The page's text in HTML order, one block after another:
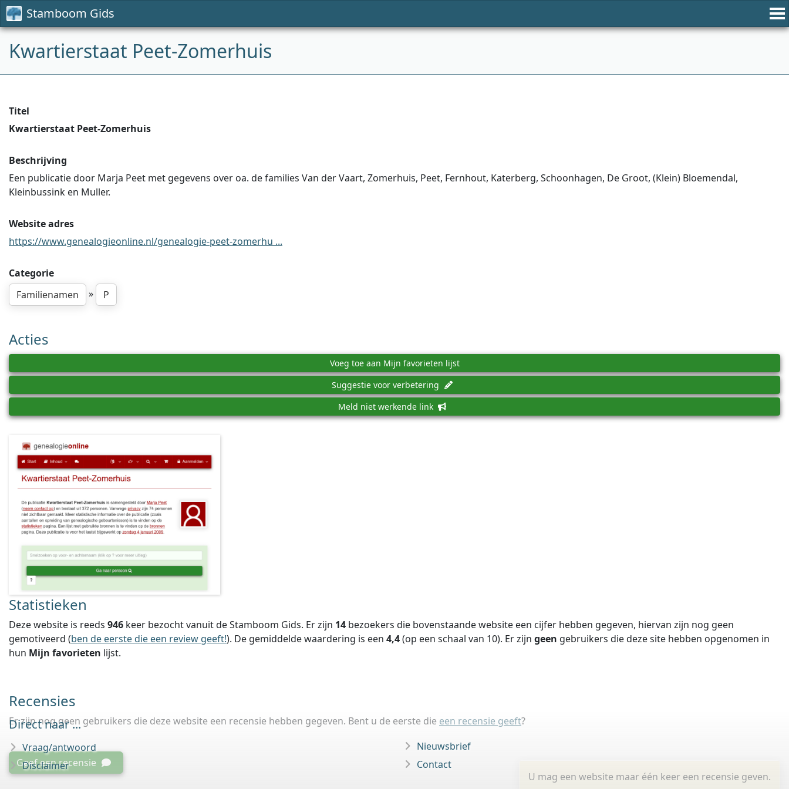
Stamboom Gids
Kwartierstaat Peet-Zomerhuis
Titel
Kwartierstaat Peet-Zomerhuis
Beschrijving
Een publicatie door Marja Peet met gegevens over oa. de families Van der Vaart, Zomerhuis, Peet, Fernhout, Katerberg, Schoonhagen, De Groot, (Klein) Bloemendal,
Kleinbussink en Muller.
Website adres
https://www.genealogieonline.nl/genealogie-peet-zomerhu ...
Categorie
Familienamen
» P
Acties
Voeg toe aan Mijn favorieten lijst
Suggestie voor verbetering
Meld niet werkende link
Statistieken
Deze website is reeds 946 keer bezocht vanuit de Stamboom Gids. Er zijn 14 bezoekers die bovenstaande website een cijfer hebben gegeven, hiervan zijn nog geen
gemotiveerd (ben de eerste die een review geeft!). De gemiddelde waardering is een 4,4(op een schaal van 10). Er zijn geen gebruikers die deze site hebben opgenomen in
hun Mijn favorieten lijst.
Recensies
Er zijn nog geen gebruikers die deze website een recensie hebben gegeven. Bent u de eerste die een recensie geeft?
U mag een website maar één keer een recensie geven.
Geef een recensie
Direct naar ...
Vraag/antwoord
Disclaimer
Nieuwsbrief
Contact